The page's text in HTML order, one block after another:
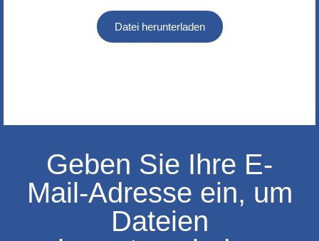
Datei herunterladen
Geben Sie Ihre E-
Mail-Adresse ein, um
Dateien